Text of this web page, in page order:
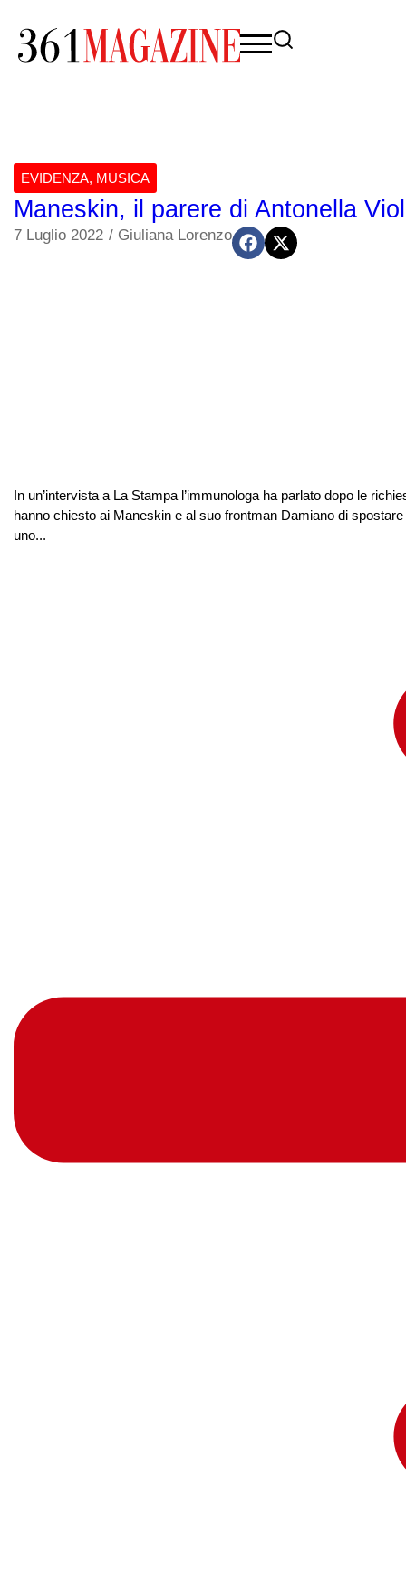
EVIDENZA, MUSICA
Maneskin, il parere di Antonella
7 Luglio 2022 / Giuliana Lorenzo
In un’intervista a La Stampa l’immunologa ha parlato dopo le
hanno chiesto ai Maneskin e al suo frontman Damiano di
uno...